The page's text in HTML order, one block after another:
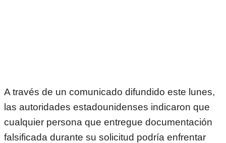
A través de un comunicado difundido este lunes,
las autoridades estadounidenses indicaron que
cualquier persona que entregue documentación
falsificada durante su solicitud podría enfrentar